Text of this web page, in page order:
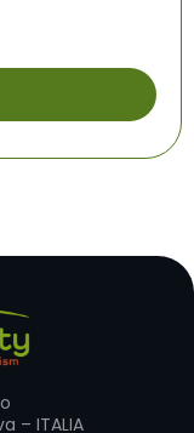
– ITALIA